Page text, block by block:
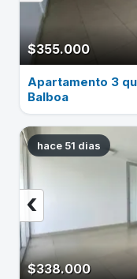
$355.000
Apartamento 3
Balboa
hace 51 dias
$338.000
‹